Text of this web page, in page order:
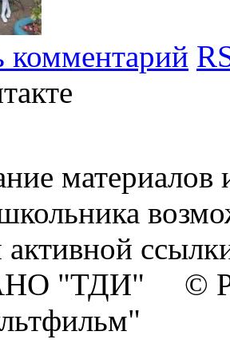
комментарий
материалов
активной
"ТДИ" ©